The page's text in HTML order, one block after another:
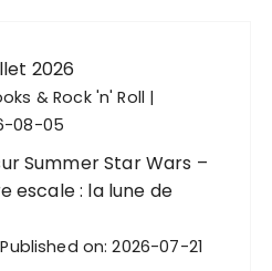
2026
& Rock 'n' Roll
08-05
Summer Star Wars –
escale : la lune de
Published on: 2026-07-21